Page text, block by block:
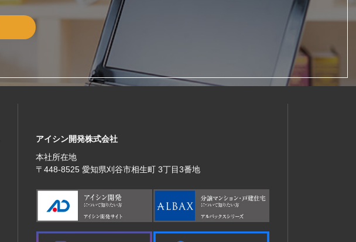
アイシン開発株式会社
本社所在地
〒448‐8525 愛知県刈谷市相生町 3丁目3番地